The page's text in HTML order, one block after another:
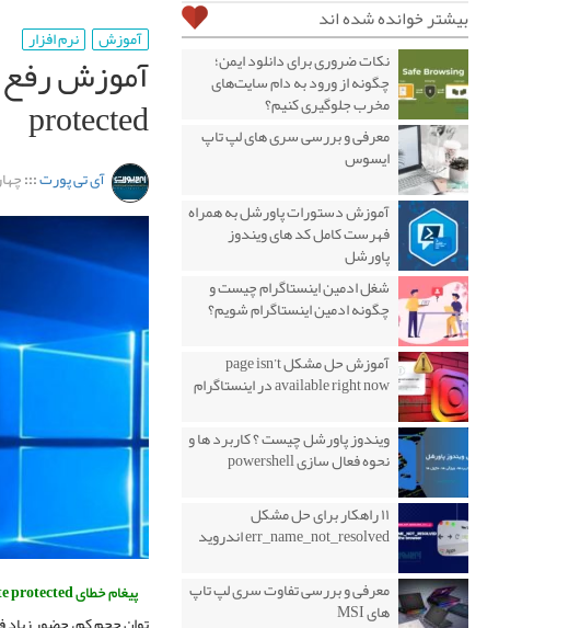
آموزش نرم افزار
protected
آی تی پورت:::
پیغام خطای the disk is write protected
بیشتر خوانده شده اند
نکات ضروری برای دانلود ایمن؛
چگونه از ورود به دام سایت‌های
مخرب جلوگیری کنیم؟
معرفی و بررسی سری های لپ تاپ
ایسوس
آموزش دستورات پاورشل به همراه
فهرست کامل کد های ویندوز
پاورشل
شغل ادمین اینستاگرام چیست و
چگونه ادمین اینستاگرام شویم؟
آموزش حل مشکل page isn’t
available right now در اینستاگرام
ویندوز پاورشل چیست ؟ کاربرد ها و
نحوه فعال سازی powershell
۱۱ راهکار برای حل مشکل
err_name_not_resolved اندروید
معرفی و بررسی تفاوت سری لپ تاپ
های MSI